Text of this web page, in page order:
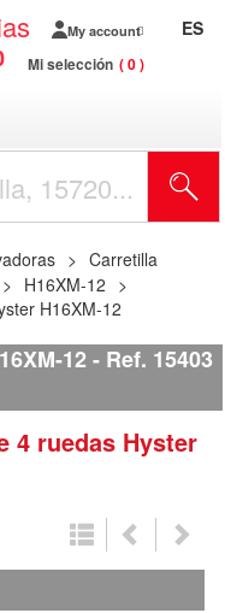
My account
Mi selección 0
ES
Carretilla
H16XM-12
H16XM-12
12 Ref. 15403
4 ruedas Hyster